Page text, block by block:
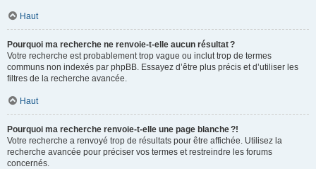
Haut
Pourquoi ma recherche ne renvoie-t-elle aucun résultat ?
Votre recherche est probablement trop vague ou inclut trop de termes
communs non indexés par phpBB. Essayez d’être plus précis et d’utiliser les
filtres de la recherche avancée.
Haut
Pourquoi ma recherche renvoie-t-elle une page blanche ?!
Votre recherche a renvoyé trop de résultats pour être affichée. Utilisez la
recherche avancée pour préciser vos termes et restreindre les forums
concernés.